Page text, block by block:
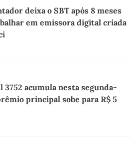
deixa o SBT após 8 meses
em emissora digital criada
3752 acumula nesta segunda-
principal sobe para R$ 5